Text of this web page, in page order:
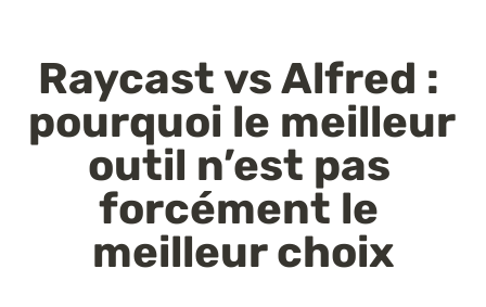
Raycast vs Alfred :
pourquoi le meilleur
outil n’est pas
forcément le
meilleur choix